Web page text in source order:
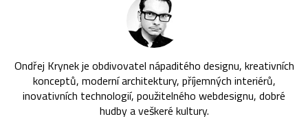
Ondřej Krynek je obdivovatel nápaditého designu, kreativních
konceptů, moderní architektury, příjemných interiérů,
inovativních technologií, použitelného webdesignu, dobré
hudby a veškeré kultury.